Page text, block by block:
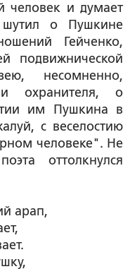
человек и думает
о Пушкине
Гейченко,
подвижнической
несомненно,
охранителя, о
им Пушкина в
с веселостию
человеке". Не
оттолкнулся
арап,